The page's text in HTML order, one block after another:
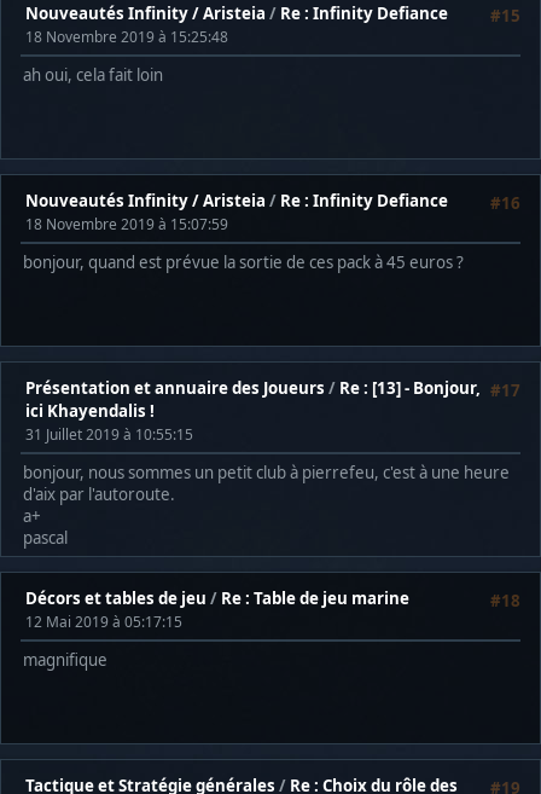
#15
Nouveautés Infinity / Aristeia / Re : Infinity Defiance
18 Novembre 2019 à 15:25:48
ah oui, cela fait loin
#16
Nouveautés Infinity / Aristeia / Re : Infinity Defiance
18 Novembre 2019 à 15:07:59
bonjour, quand est prévue la sortie de ces pack à 45 euros ?
#17
Présentation et annuaire des Joueurs / Re : [13] - Bonjour,
ici Khayendalis !
31 Juillet 2019 à 10:55:15
bonjour, nous sommes un petit club à pierrefeu, c'est à une heure
d'aix par l'autoroute.
a+
pascal
#18
Décors et tables de jeu / Re : Table de jeu marine
12 Mai 2019 à 05:17:15
magnifique
#19
Tactique et Stratégie générales / Re : Choix du rôle des